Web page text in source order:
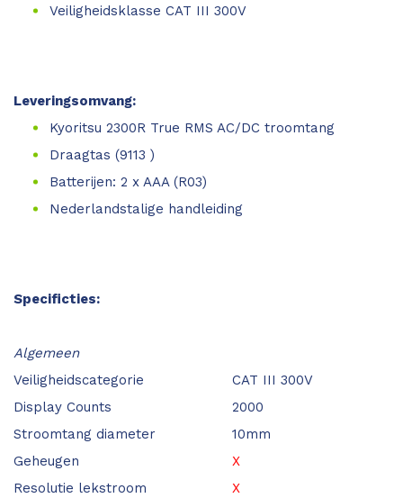
Veiligheidsklasse CAT III 300V
Leveringsomvang:
Kyoritsu 2300R True RMS AC/DC troomtang
Draagtas (9113 )
Batterijen: 2 x AAA (R03)
Nederlandstalige handleiding
Specificties:
Algemeen
Veiligheidscategorie
CAT III 300V
Display Counts
2000
Stroomtang diameter 10mm
Geheugen
X
Resolutie lekstroom
X